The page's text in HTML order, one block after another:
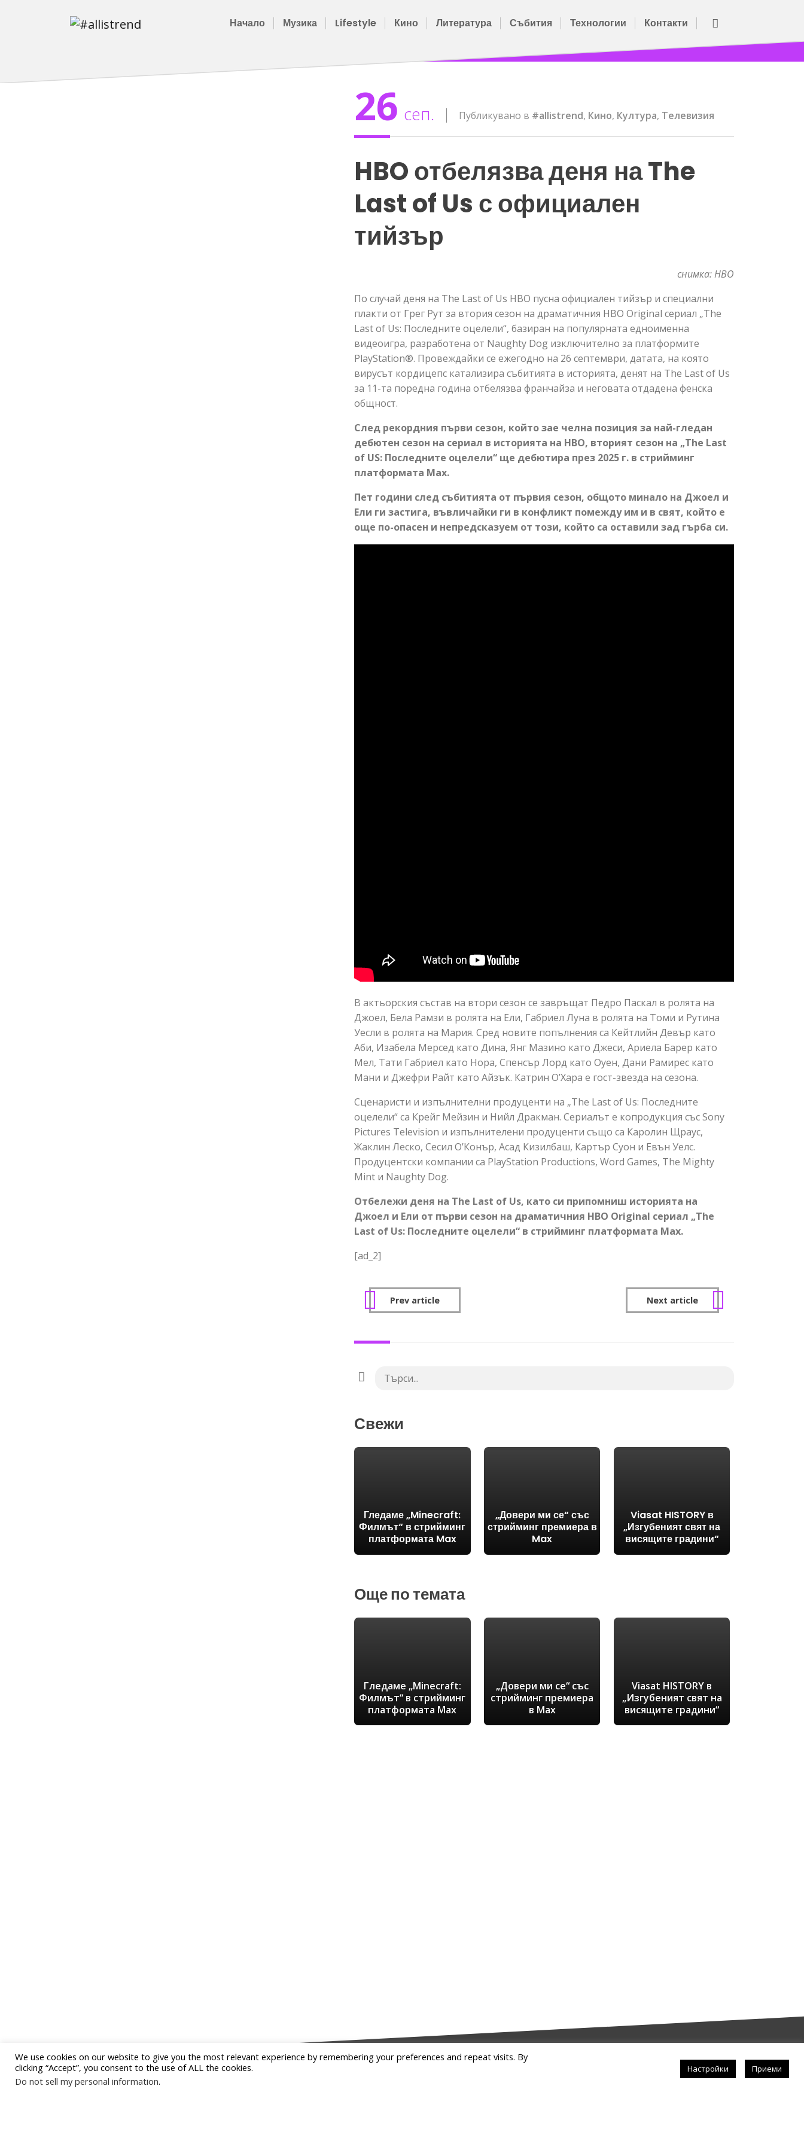
Начало Музика Lifestyle Кино Литература Събития Технологии Контакти
26 сеп. Публикувано в #allistrend, Кино, Култура, Телевизия
HBO отбелязва деня на The
Last of Us с официален
тийзър
снимка: HBO
По случай деня на The Last of Us HBO пусна официален тийзър и специални
плакти от Грег Рут за втория сезон на драматичния HBO Original сериал „The
Last of Us: Последните оцелели“, базиран на популярната едноименна
видеоигра, разработена от Naughty Dog изключително за платформите
PlayStation®. Провеждайки се ежегодно на 26 септември, датата, на която
вирусът кордицепс катализира събитията в историята, денят на The Last of Us
за 11-та поредна година отбелязва франчайза и неговата отдадена фенска
общност.
След рекордния първи сезон, който зае челна позиция за най-гледан
дебютен сезон на сериал в историята на HBO, вторият сезон на „The Last
of US: Последните оцелели“ ще дебютира през 2025 г. в стрийминг
платформата Max.
Пет години след събитията от първия сезон, общото минало на Джоел и
Ели ги застига, въвличайки ги в конфликт помежду им и в свят, който е
още по-опасен и непредсказуем от този, който са оставили зад гърба си.
В актьорския състав на втори сезон се завръщат Педро Паскал в ролята на
Джоел, Бела Рамзи в ролята на Ели, Габриел Луна в ролята на Томи и Рутина
Уесли в ролята на Мария. Сред новите попълнения са Кейтлийн Девър като
Аби, Изабела Мерсед като Дина, Янг Мазино като Джеси, Ариела Барер като
Мел, Тати Габриел като Нора, Спенсър Лорд като Оуен, Дани Рамирес като
Мани и Джефри Райт като Айзък. Катрин О’Хара е гост-звезда на сезона.
Сценаристи и изпълнителни продуценти на „The Last of Us: Последните
оцелели“ са Крейг Мейзин и Нийл Дракман. Сериалът е копродукция със Sony
Pictures Television и изпълнителени продуценти също са Каролин Щраус,
Жаклин Леско, Сесил О’Конър, Асад Кизилбаш, Картър Суон и Евън Уелс.
Продуцентски компании са PlayStation Productions, Word Games, The Mighty
Mint и Naughty Dog.
Отбележи деня на The Last of Us, като си припомниш историята на
Джоел и Ели от първи сезон на драматичния HBO Original сериал „The
Last of Us: Последните оцелели“ в стрийминг платформата Max.
[ad_2]
Prev article Next article
Свежи
Гледаме „Minecraft:
Филмът“ в стрийминг
платформата Max
„Довери ми се“ със
стрийминг премиера в
Max
Viasat HISTORY в
„Изгубеният свят на
висящите градини“
Още по темата
Гледаме „Minecraft:
Филмът“ в стрийминг
платформата Max
„Довери ми се“ със
стрийминг премиера
в Max
Viasat HISTORY в
„Изгубеният свят на
висящите градини“
We use cookies on our website to give you the most relevant experience by remembering your preferences and repeat visits. By
clicking “Accept”, you consent to the use of ALL the cookies.
Do not sell my personal information.
Настройки Приеми